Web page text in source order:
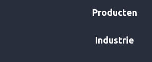
Producten
Industrie